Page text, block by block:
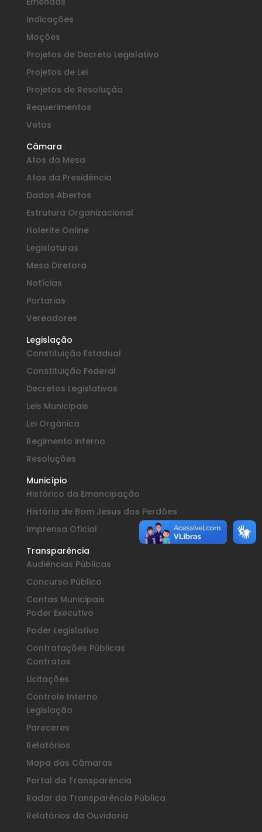
Indicações
Moções
Projetos de Decreto Legislativo
Projetos de Lei
Projetos de Resolução
Requerimentos
Vetos
Câmara
Atos da Mesa
Atos da Presidência
Dados Abertos
Estrutura Organizacional
Holerite Online
Legislaturas
Mesa Diretora
Notícias
Portarias
Vereadores
Legislação
Constituição Estadual
Constituição Federal
Decretos Legislativos
Leis Municipais
Lei Orgânica
Regimento interno
Resoluções
Município
Histórico da Emancipação
História de Bom Jesus dos Perdões
Imprensa Oficial
Transparência
Audiências Públicas
Concurso Público
Contas Municipais
Poder Executivo
Poder Legislativo
Contratações Públicas
Contratos
Licitações
Controle Interno
Legislação
Pareceres
Relatórios
Mapa das Câmaras
Portal da Transparência
Radar da Transparência Pública
Relatórios da Ouvidoria